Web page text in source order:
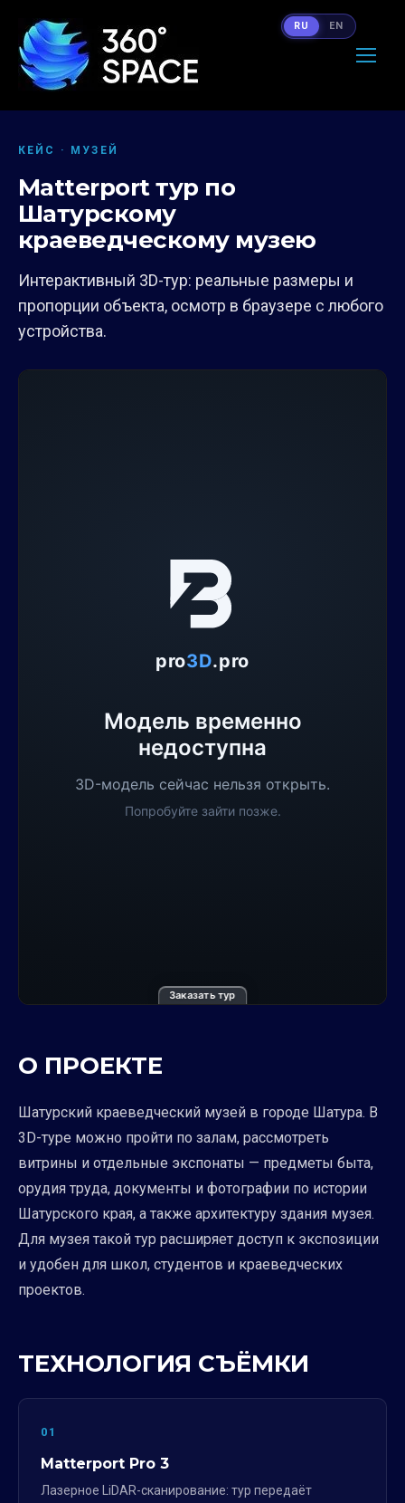
КЕЙС · МУЗЕЙ
Matterport тур по
Шатурскому
краеведческому музею
Интерактивный 3D-тур: реальные размеры и
пропорции объекта, осмотр в браузере с любого
устройства.
Заказать тур
О ПРОЕКТЕ
Шатурский краеведческий музей в городе Шатура. В
3D-туре можно пройти по залам, рассмотреть
витрины и отдельные экспонаты — предметы быта,
орудия труда, документы и фотографии по истории
Шатурского края, а также архитектуру здания музея.
Для музея такой тур расширяет доступ к экспозиции
и удобен для школ, студентов и краеведческих
проектов.
ТЕХНОЛОГИЯ СЪЁМКИ
01
Matterport Pro 3
Лазерное LiDAR-сканирование: тур передаёт
RU EN